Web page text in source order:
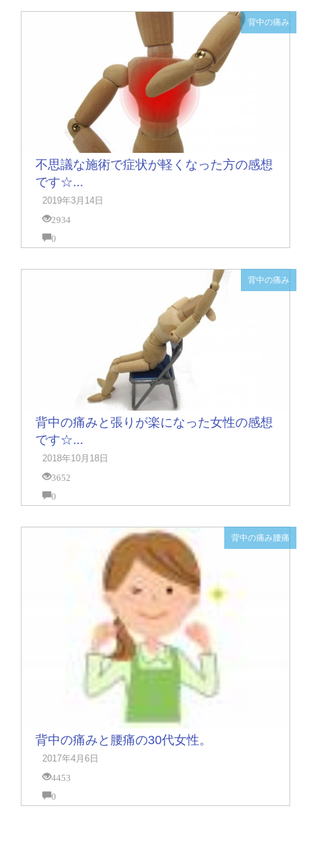
背中の痛み
不思議な施術で症状が軽くなった方の感想
です☆...
2019年3月14日
2934
0
背中の痛み
背中の痛みと張りが楽になった女性の感想
です☆...
2018年10月18日
3652
0
背中の痛み腰痛
背中の痛みと腰痛の30代女性。
2017年4月6日
4453
0